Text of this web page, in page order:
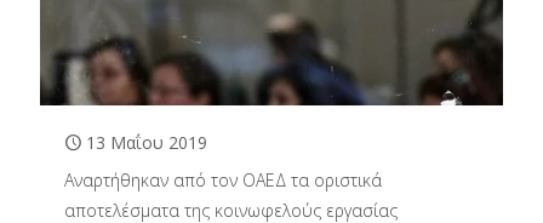
13 Μαΐου 2019
Αναρτήθηκαν από τον ΟΑΕΔ τα οριστικά
αποτελέσματα της κοινωφελούς εργασίας